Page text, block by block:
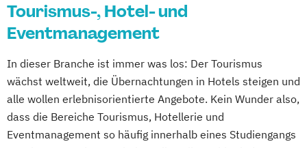
Tourismus-, Hotel- und
Eventmanagement
In dieser Branche ist immer was los: Der Tourismus
wächst weltweit, die Übernachtungen in Hotels steigen und
alle wollen erlebnisorientierte Angebote. Kein Wunder also,
dass die Bereiche Tourismus, Hotellerie und
Eventmanagement so häufig innerhalb eines Studiengangs